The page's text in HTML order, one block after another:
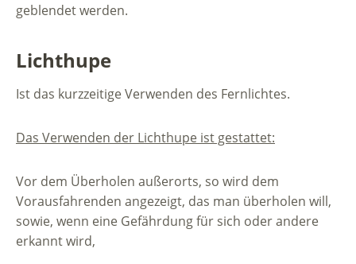
geblendet werden.
Lichthupe
Ist das kurzzeitige Verwenden des Fernlichtes.
Das Verwenden der Lichthupe ist gestattet:
Vor dem Überholen außerorts, so wird dem
Vorausfahrenden angezeigt, das man überholen will,
sowie, wenn eine Gefährdung für sich oder andere
erkannt wird,